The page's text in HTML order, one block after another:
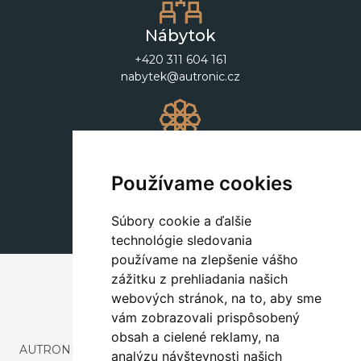
Používame cookies
Súbory cookie a ďalšie
technológie sledovania
používame na zlepšenie vášho
zážitku z prehliadania našich
webových stránok, na to, aby sme
vám zobrazovali prispôsobený
obsah a cielené reklamy, na
analýzu návštevnosti našich
Nábytok
+420 311 604 161
nabytek@autronic.cz
+420 311 604 182
dekorace@autronic.cz
AUTRONIC, s.r.o. je spoločnosť zaoberajúca sa dovozom a